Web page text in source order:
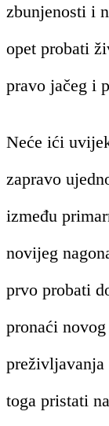
zbunjenosti i
opet probati
pravo jačeg i
Neće ići
zapravo
između
novijeg
prvo probati
pronaći
toga pristati